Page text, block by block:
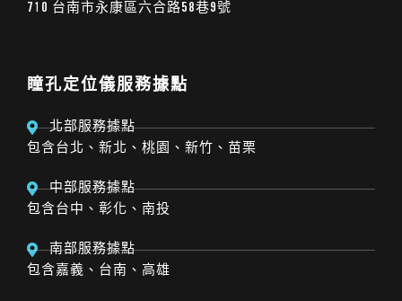
710 台南市永康區六合路58巷9號
瞳孔定位儀服務據點
北部服務據點
包含台北、新北、桃園、新竹、苗栗
中部服務據點
包含台中、彰化、南投
南部服務據點
包含嘉義、台南、高雄